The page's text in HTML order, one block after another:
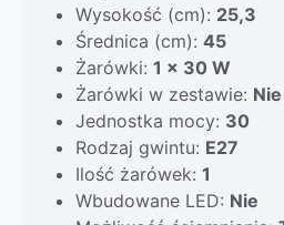
Wysokość (cm): 25,3
Średnica (cm): 45
Żarówki: 1 x 30 W
Żarówki w zestawie: Nie
Jednostka mocy: 30
Rodzaj gwintu: E27
Ilość żarówek: 1
Wbudowane LED: Nie